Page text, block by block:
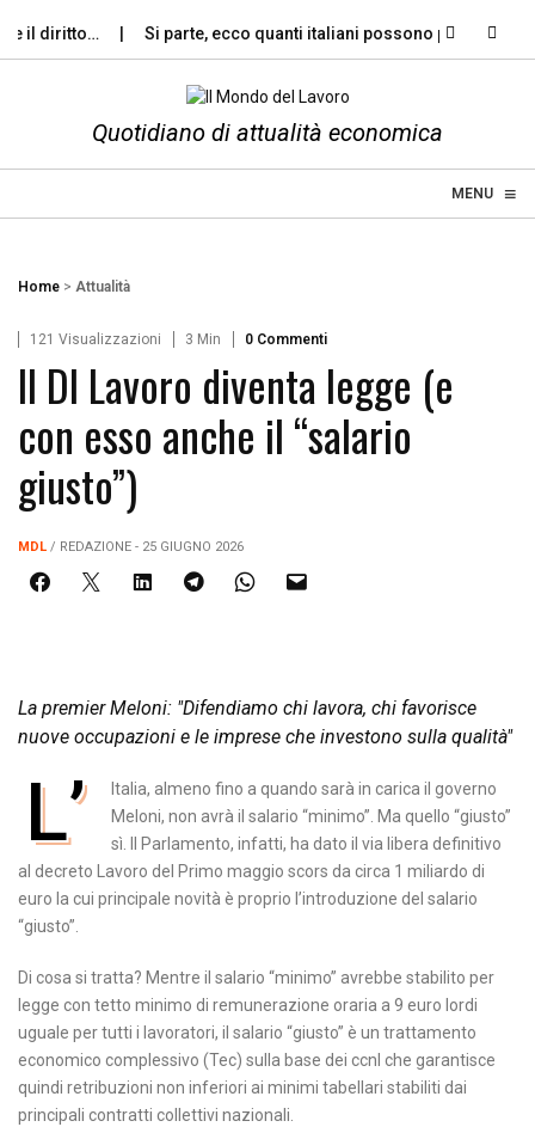
il diritto… Si parte, ecco quanti italiani possono permettersi
Quotidiano di attualità economica
MENU ≡
☰
Home > Attualità
121 Visualizzazioni 3 Min 0 Commenti
Il Dl Lavoro diventa legge (e
con esso anche il “salario
giusto”)
MDL / REDAZIONE - 25 GIUGNO 2026
La premier Meloni: "Difendiamo chi lavora, chi favorisce
nuove occupazioni e le imprese che investono sulla qualità"
L’
Italia, almeno fino a quando sarà in carica il governo
Meloni, non avrà il salario “minimo”. Ma quello “giusto”
sì. Il Parlamento, infatti, ha dato il via libera definitivo
al decreto Lavoro del Primo maggio scors da circa 1 miliardo di
euro la cui principale novità è proprio l’introduzione del salario
“giusto”.
Di cosa si tratta? Mentre il salario “minimo” avrebbe stabilito per
legge con tetto minimo di remunerazione oraria a 9 euro lordi
uguale per tutti i lavoratori, il salario “giusto” è un trattamento
economico complessivo (Tec) sulla base dei ccnl che garantisce
quindi retribuzioni non inferiori ai minimi tabellari stabiliti dai
principali contratti collettivi nazionali.